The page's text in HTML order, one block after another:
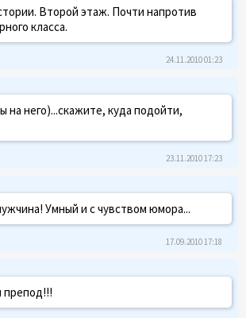
Второй этаж. Почти напротив
класса.
24.11.2010 01:23
на него)...скажите, куда подойти,
23.11.2010 17:23
Умный и с чувством юмора...
17.09.2010 17:18
препод!!!